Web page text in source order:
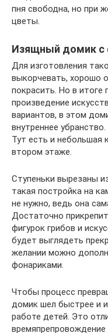
пня свободна, но при
цветы.
Изящный домик с
Для изготовления
выкорчевать, хорошо
покрасить. Но в итоге
произведение
вариантов, в этом
внутреннее
Тут есть и небольшая
втором этаже.
Ступеньки вырезаны
такая постройка на
не нужно, ведь она
Достаточно
фигурок грибов и
будет выглядеть
желании можно
фонариками.
Чтобы процесс
домик шел быстрее и
работе детей. Это